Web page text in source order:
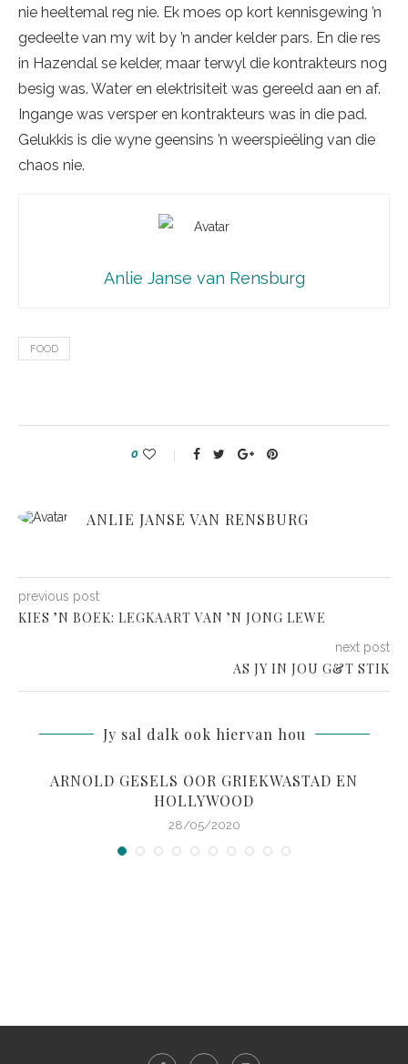
nie heeltemal reg nie. Ek moes op kort kennisgewing ’n
gedeelte van my wit by ’n ander kelder pars. En die res
in Hazendal se kelder, maar terwyl die kontrakteurs nog
besig was. Water en elektrisiteit was gereeld aan en af.
Ingange was versper en kontrakteurs was in die pad.
Gelukkis is die wyne geensins ’n weerspieëling van die
chaos nie.
Anlie Janse van Rensburg
FOOD
0
ANLIE JANSE VAN RENSBURG
previous post
KIES ’N BOEK: LEGKAART VAN ’N JONG LEWE
next post
AS JY IN JOU G&T STIK
Jy sal dalk ook hiervan hou
ARNOLD GESELS OOR GRIEKWASTAD EN
HOLLYWOOD
28/05/2020